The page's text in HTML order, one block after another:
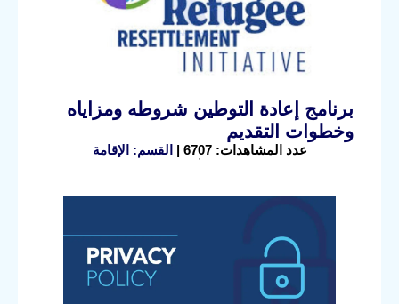
برنامج إعادة التوطين شروطه ومزاياه
وخطوات التقديم
عدد المشاهدات: 6707 | القسم: الإقامة